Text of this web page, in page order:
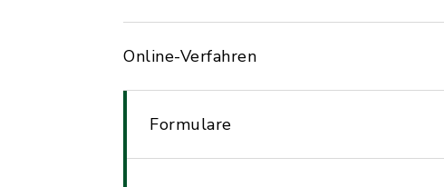
Online-Verfahren
Formulare